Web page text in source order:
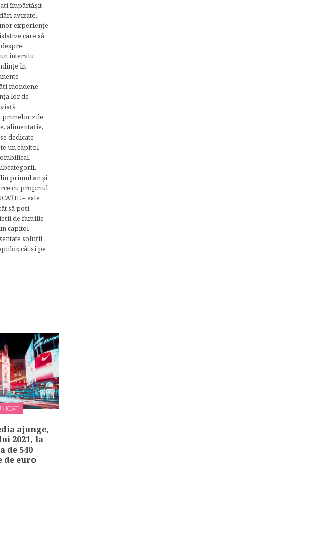
împărtăşit
avizate.
experienţe
care să
interviu
în
mondene
lor de
primelor zile
alimentaţie,
dedicate
un capitol
primul an şi
cu propriul
– este
să poţi
de familie
capitol
soluţii
cât şi pe
ajunge,
2021, la
de 540
de euro